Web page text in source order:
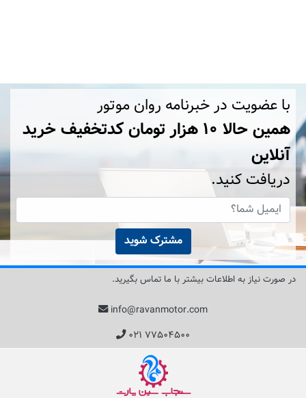
با عضویت در خبرنامه روان موتور
همین حالا ۱۰ هزار تومان کد‌تخفیف خرید
آنلاین
دریافت کنید.
مشترک شوید
در صورت نیاز به اطلاعات بیشتر با ما تماس بگیرید.
info@ravanmotor.com
۰۲۱ ۷۷۵۰۴۵۰۰